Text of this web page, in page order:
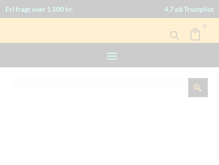
Fri fragt over 1.500 kr. 4,7 på Trustpilot

0